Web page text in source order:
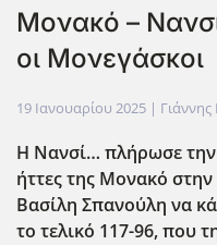
Μονακό –
οι Μονεγάσκοι
19 Ιανουαρίου 2025 |
Η Νανσί… πλήρωσε την
ήττες της Μονακό
Βασίλη Σπανούλη να
το τελικό 117-96, που